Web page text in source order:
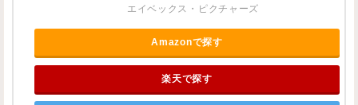
エイベックス・ピクチャーズ
Amazonで探す
楽天で探す